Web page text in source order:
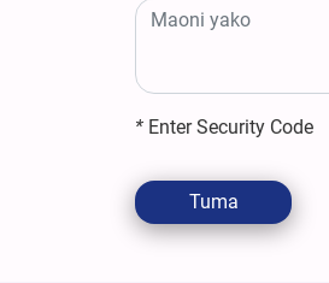
* Enter Security Code
Tuma